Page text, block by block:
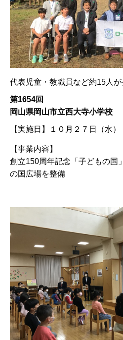
代表児童・教職員など約15人が
第1654回
岡山県岡山市立西大寺小学校
【実施日】 １０月２７日（水）
【事業内容】
創立150周年記念「子どもの国
の国広場を整備